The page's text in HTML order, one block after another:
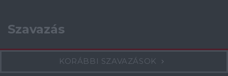
Szavazás
KORÁBBI SZAVAZÁSOK